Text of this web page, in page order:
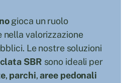
Cerca
per:
gioca un ruolo
valorizzazione
Le nostre soluzioni
SBR sono ideali per
, parchi,aree pedonali